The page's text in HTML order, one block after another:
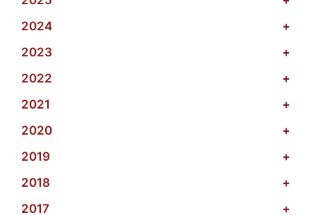
2024
+
2023
+
2022
+
2021
+
2020
+
2019
+
2018
+
2017
+